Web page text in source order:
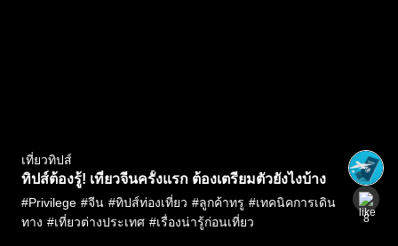
เที่ยวทิปส์
ทิปส์ต้องรู้! เที่ยวจีนครั้งแรก ต้องเตรียมตัวยังไงบ้าง
#Privilege #จีน #ทิปส์ท่องเที่ยว #ลูกค้าทรู #เทคนิคการเดิน
ทาง #เที่ยวต่างประเทศ #เรื่องน่ารู้ก่อนเที่ยว 8